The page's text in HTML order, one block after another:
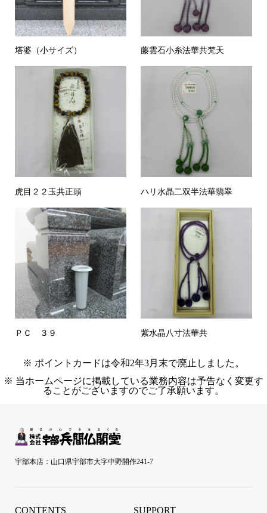
塔婆（小サイズ） 藤雲石小糸法華共梵天
虎目２２玉共正頭 ハリ水晶二双半法華翡翠
ＰＣ ３９ 紫水晶八寸法華共
※ ポイントカードは令和2年3月末で廃止しました。
※ 当ホームページに掲載している業務内容は予告なく変更す
ることがございますのでご了承願います。
宇部本店：山口県宇部市大字中野開作241-7
CONTENTS SUPPORT